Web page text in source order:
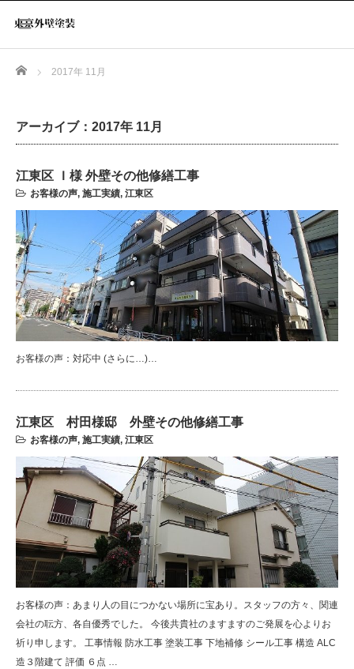
Home 2017年 11月
アーカイブ：2017年 11月
江東区 Ｉ様 外壁その他修繕工事
お客様の声, 施工実績, 江東区
お客様の声：対応中 (さらに…)…
江東区 村田様邸 外壁その他修繕工事
お客様の声, 施工実績, 江東区
お客様の声：あまり人の目につかない場所に宝あり。スタッフの方々、関連
会社の耺方、各自優秀でした。 今後共貴社のますますのご発展を心よりお
祈り申します。 工事情報 防水工事 塗装工事 下地補修 シール工事 構造 ALC
造３階建て 評価 ６点 …